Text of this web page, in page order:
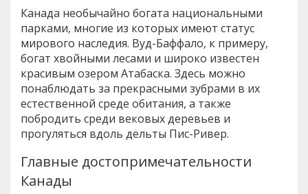
Канада необычайно богата национальными
парками, многие из которых имеют статус
мирового наследия. Вуд-Баффало, к примеру,
богат хвойными лесами и широко известен
красивым озером Атабаска. Здесь можно
понаблюдать за прекрасными зубрами в их
естественной среде обитания, а также
побродить среди вековых деревьев и
прогуляться вдоль дельты Пис-Ривер.
Главные достопримечательности
Канады